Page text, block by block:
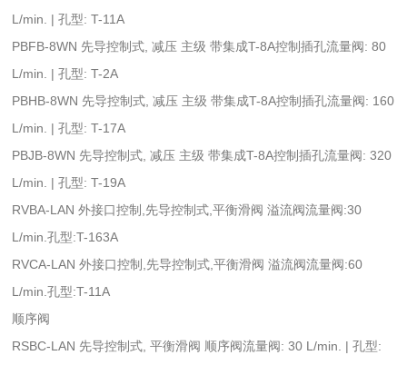
L/min. | 孔型: T-11A
PBFB-8WN 先导控制式, 减压 主级 带集成T-8A控制插孔流量阀: 80
L/min. | 孔型: T-2A
PBHB-8WN 先导控制式, 减压 主级 带集成T-8A控制插孔流量阀: 160
L/min. | 孔型: T-17A
PBJB-8WN 先导控制式, 减压 主级 带集成T-8A控制插孔流量阀: 320
L/min. | 孔型: T-19A
RVBA-LAN 外接口控制,先导控制式,平衡滑阀 溢流阀流量阀:30
L/min.孔型:T-163A
RVCA-LAN 外接口控制,先导控制式,平衡滑阀 溢流阀流量阀:60
L/min.孔型:T-11A
顺序阀
RSBC-LAN 先导控制式, 平衡滑阀 顺序阀流量阀: 30 L/min. | 孔型: